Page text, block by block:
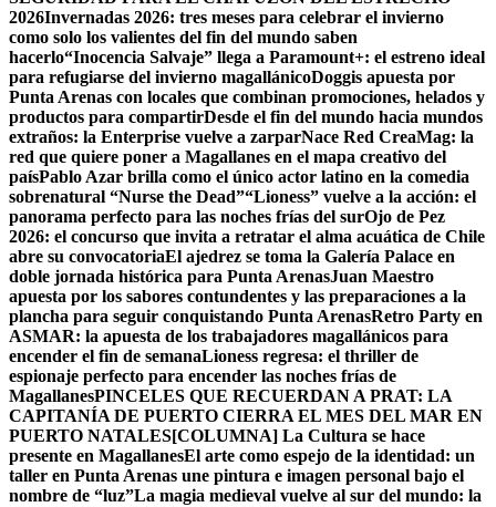
2026Invernadas 2026: tres meses para celebrar el invierno
como solo los valientes del fin del mundo saben
hacerlo“Inocencia Salvaje” llega a Paramount+: el estreno ideal
para refugiarse del invierno magallánicoDoggis apuesta por
Punta Arenas con locales que combinan promociones, helados y
productos para compartirDesde el fin del mundo hacia mundos
extraños: la Enterprise vuelve a zarparNace Red CreaMag: la
red que quiere poner a Magallanes en el mapa creativo del
paísPablo Azar brilla como el único actor latino en la comedia
sobrenatural “Nurse the Dead”“Lioness” vuelve a la acción: el
panorama perfecto para las noches frías del surOjo de Pez
2026: el concurso que invita a retratar el alma acuática de Chile
abre su convocatoriaEl ajedrez se toma la Galería Palace en
doble jornada histórica para Punta ArenasJuan Maestro
apuesta por los sabores contundentes y las preparaciones a la
plancha para seguir conquistando Punta ArenasRetro Party en
ASMAR: la apuesta de los trabajadores magallánicos para
encender el fin de semanaLioness regresa: el thriller de
espionaje perfecto para encender las noches frías de
MagallanesPINCELES QUE RECUERDAN A PRAT: LA
CAPITANÍA DE PUERTO CIERRA EL MES DEL MAR EN
PUERTO NATALES[COLUMNA] La Cultura se hace
presente en MagallanesEl arte como espejo de la identidad: un
taller en Punta Arenas une pintura e imagen personal bajo el
nombre de “luz”La magia medieval vuelve al sur del mundo: la